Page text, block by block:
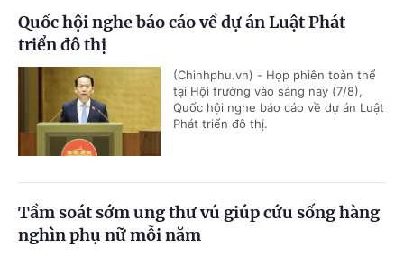
Quốc hội nghe báo cáo về dự án Luật Phát
triển đô thị
(Chinhphu.vn) - Họp phiên toàn thể
tại Hội trường vào sáng nay (7/8),
Quốc hội nghe báo cáo về dự án Luật
Phát triển đô thị.
Tầm soát sớm ung thư vú giúp cứu sống hàng
nghìn phụ nữ mỗi năm